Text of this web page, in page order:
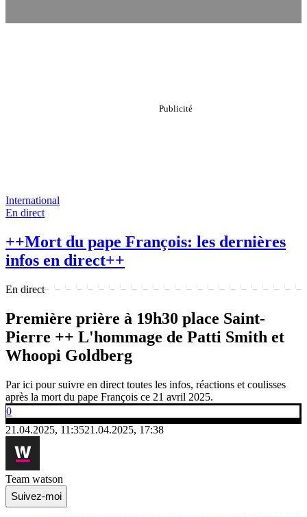
International
En direct
++Mort du pape François: les dernières
infos en direct++
En direct
Première prière à 19h30 place Saint-
Pierre ++ L'hommage de Patti Smith et
Whoopi Goldberg
Par ici pour suivre en direct toutes les infos, réactions et coulisses
après la mort du pape François ce 21 avril 2025.
0
21.04.2025, 11:3521.04.2025, 17:38
Team watson
Suivez-moi